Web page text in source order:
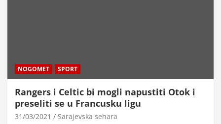
NOGOMET SPORT
Rangers i Celtic bi mogli napustiti Otok i
preseliti se u Francusku ligu
31/03/2021 Sarajevska sehara